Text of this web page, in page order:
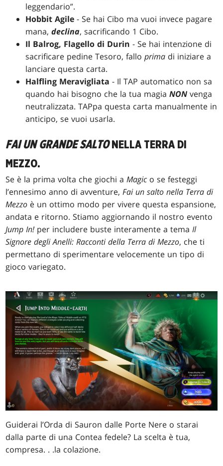
leggendario”.
Hobbit Agile - Se hai Cibo ma vuoi invece pagare
mana,declina, sacrificando 1 Cibo.
Il Balrog, Flagello di Durin - Se hai intenzione di
sacrificare pedine Tesoro, falloprima di iniziare a
lanciare questa carta.
Halfling Meravigliata - Il TAP automatico non sa
quando hai bisogno che la tua magiaNON venga
neutralizzata. TAPpa questa carta manualmente in
anticipo, se vuoi usarla.
FAI UN GRANDE SALTONELLA TERRA DI
MEZZO.
Se è la prima volta che giochi aMagic o se festeggi
l’ennesimo anno di avventure,Fai un salto nella Terra di
Mezzo è un ottimo modo per vivere questa espansione,
andata e ritorno. Stiamo aggiornando il nostro evento
Jump In!per includere buste interamente a temaIl
Signore degli Anelli: Racconti della Terra di Mezzo, che ti
permettano di sperimentare velocemente un tipo di
gioco variegato.
Guiderai l’Orda di Sauron dalle Porte Nere o starai
dalla parte di una Contea fedele? La scelta è tua,
compresa. . .la colazione.